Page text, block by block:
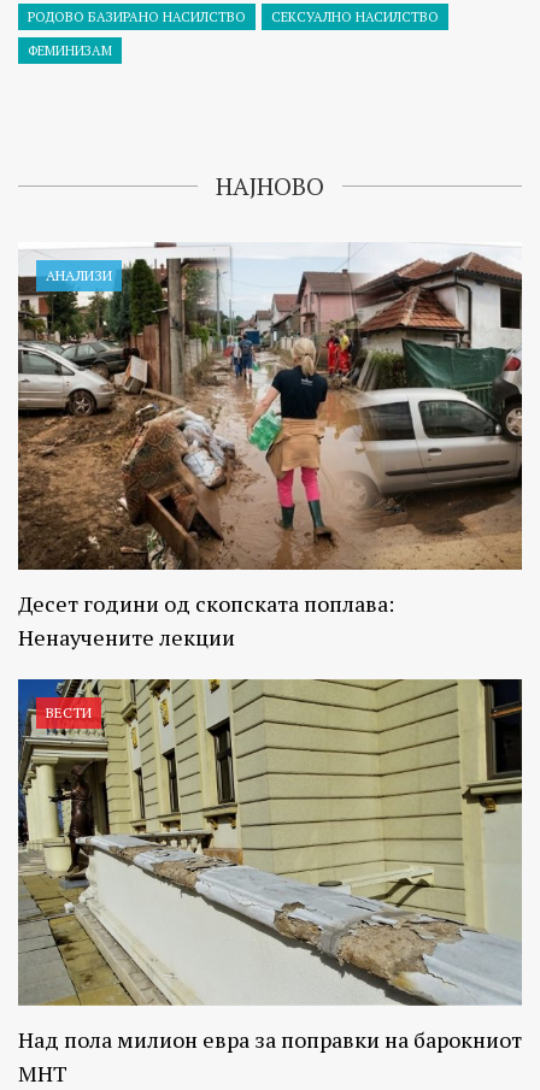
РОДОВО БАЗИРАНО НАСИЛСТВО
СЕКСУАЛНО НАСИЛСТВО
ФЕМИНИЗАМ
НАЈНОВО
АНАЛИЗИ
Десет години од скопската поплава:
Ненаучените лекции
ВЕСТИ
Над пола милион евра за поправки на барокниот
МНТ